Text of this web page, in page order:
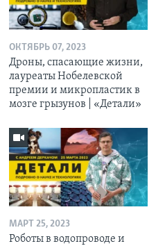
ОКТЯБРЬ 07, 2023
Дроны, спасающие жизни,
лауреаты Нобелевской
премии и микропластик в
мозге грызунов | «Детали»
МАРТ 25, 2023
Роботы в водопроводе и